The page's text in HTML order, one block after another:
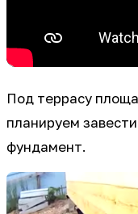
Под террасу
планируем
фундамент.